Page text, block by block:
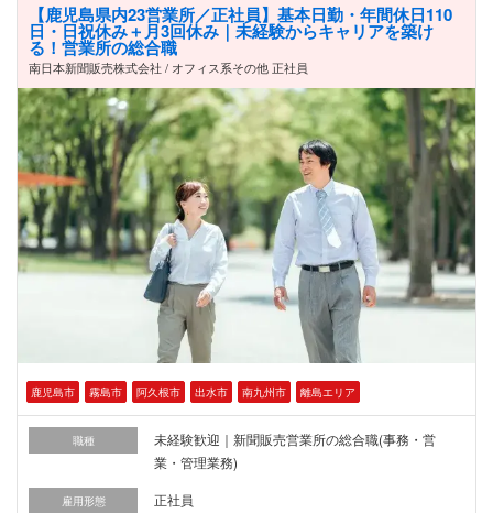
【鹿児島県内23営業所／正社員】基本日勤・年間休日110
日・日祝休み＋月3回休み｜未経験からキャリアを築け
る！営業所の総合職
南日本新聞販売株式会社 / オフィス系その他 正社員
鹿児島市 霧島市 阿久根市 出水市 南九州市 離島エリア
職種
未経験歓迎｜新聞販売営業所の総合職(事務・営
業・管理業務)
雇用形態 正社員